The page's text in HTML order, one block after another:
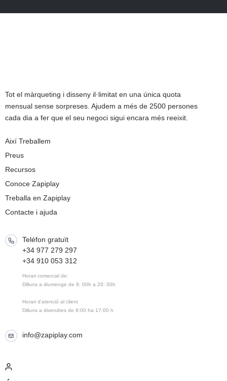
Tot el màrqueting i disseny il·limitat en una única quota
mensual sense sorpreses. Ajudem a més de 2500 persones
cada dia a fer que el seu negoci sigui encara més reeixit.
Així­ Treballem
Preus
Recursos
Conoce Zapiplay
Treballa en Zapiplay
Contacte i ajuda
Teléfon gratuït
+34 977 279 297
+34 910 053 312
Horari comercial de:
Dilluns a diumenge de 9: 00h a 20: 00h
Horari d'atenció al client
Dilluns a divendres de 9:00 ha 17:00 h
info@zapiplay.com